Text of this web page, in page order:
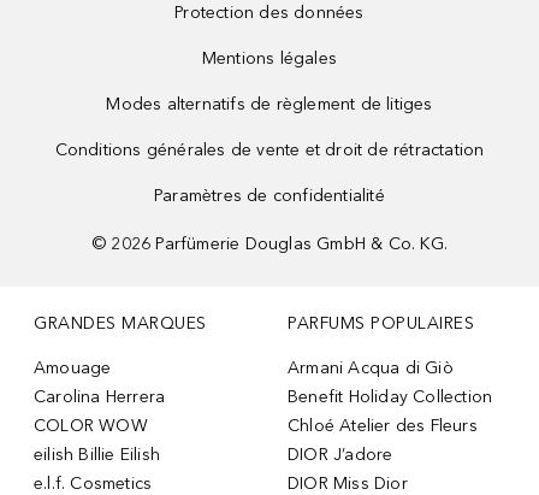
Protection des données
Mentions légales
Modes alternatifs de règlement de litiges
Conditions générales de vente et droit de rétractation
Paramètres de confidentialité
© 2026 Parfümerie Douglas GmbH & Co. KG.
GRANDES MARQUES
Amouage
Carolina Herrera
COLOR WOW
eilish Billie Eilish
e.l.f. Cosmetics
PARFUMS POPULAIRES
Armani Acqua di Giò
Benefit Holiday Collection
Chloé Atelier des Fleurs
DIOR J’adore
DIOR Miss Dior